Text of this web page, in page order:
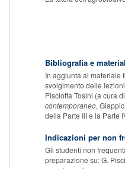
Bibliografia e
In aggiunta al materiale
svolgimento delle
Pisciotta Tosini (a cura
contemporaneo,
della Parte III e la Parte
Indicazioni per non
Gli studenti non
preparazione su: G.